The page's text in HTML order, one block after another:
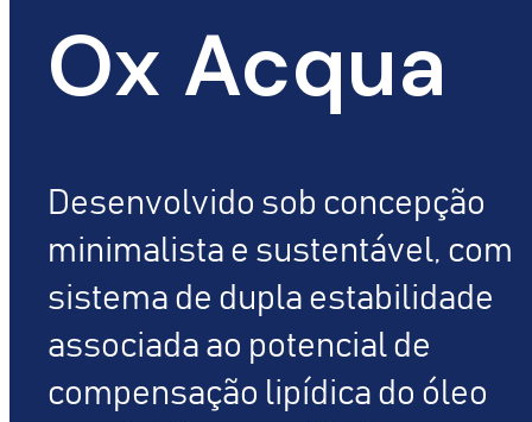
Ox Acqua
Desenvolvido sob concepção
minimalista e sustentável, com
sistema de dupla estabilidade
associada ao potencial de
compensação lipídica do óleo